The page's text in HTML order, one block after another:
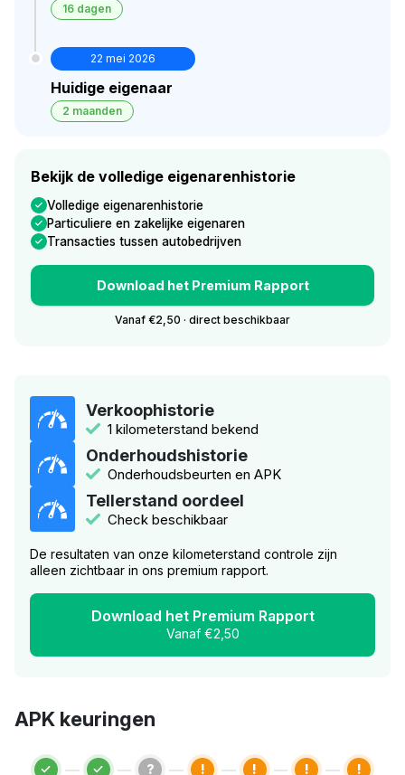
16 dagen
22 mei 2026
Huidige eigenaar
2 maanden
Bekijk de volledige eigenarenhistorie
Volledige eigenarenhistorie
Particuliere en zakelijke eigenaren
Transacties tussen autobedrijven
Download het Premium Rapport
Vanaf €2,50 · direct beschikbaar
Verkoophistorie
1 kilometerstand bekend
Onderhoudshistorie
Onderhoudsbeurten en APK
Tellerstand oordeel
Check beschikbaar
De resultaten van onze kilometerstand controle zijn
alleen zichtbaar in ons premium rapport.
Download het Premium Rapport
Vanaf €2,50
APK keuringen
? ! ! ! !